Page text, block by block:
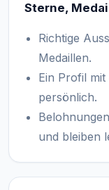
Sterne,
Richtige
Medaillen.
Ein Profil
persönlich.
und bleiben